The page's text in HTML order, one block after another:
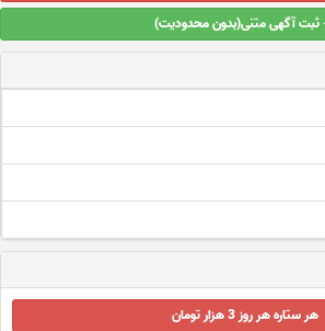
ثبت آگهی متنی(بدون محدودیت)
هر ستاره هر روز 3 هزار تومان